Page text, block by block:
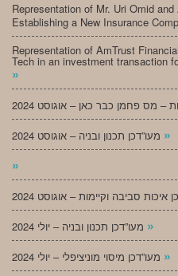
Representation of Mr. Uri Omid
Establishing a New Insurance
Representation of AmTrust
Tech in an investment transaction
»
»
»
»
»